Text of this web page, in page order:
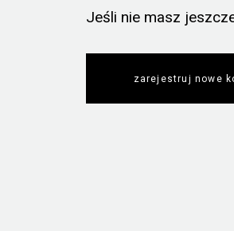
Jeśli nie masz
zarejestruj nowe